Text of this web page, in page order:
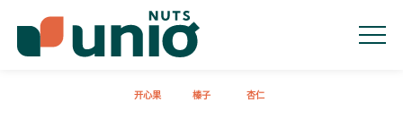
人员
产品
产业
零售
品质
联络方式
开心果 榛子 杏仁